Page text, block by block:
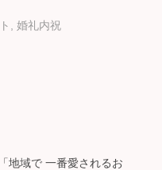
, 婚礼内祝
地域で 一番愛されるお